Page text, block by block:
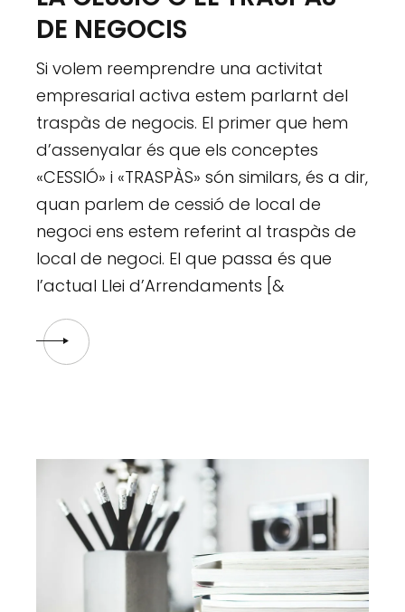
DE NEGOCIS
Si volem reemprendre una activitat
empresarial activa estem parlarnt del
traspàs de negocis. El primer que hem
d’assenyalar és que els conceptes
«CESSIÓ» i «TRASPÀS» són similars, és a dir,
quan parlem de cessió de local de
negoci ens estem referint al traspàs de
local de negoci. El que passa és que
l’actual Llei d’Arrendaments [&